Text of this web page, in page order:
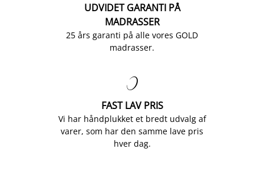
UDVIDET GARANTI PÅ
MADRASSER
25 års garanti på alle vores GOLD
madrasser.

FAST LAV PRIS
Vi har håndplukket et bredt udvalg af
varer, som har den samme lave pris
hver dag.